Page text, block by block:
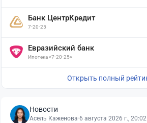
Банк ЦентрКредит
7-20-25
Евразийский банк
Ипотека «7-20-25»
Открыть полный
Новости
Асель Каженова·6 августа 2026 г., 20:02